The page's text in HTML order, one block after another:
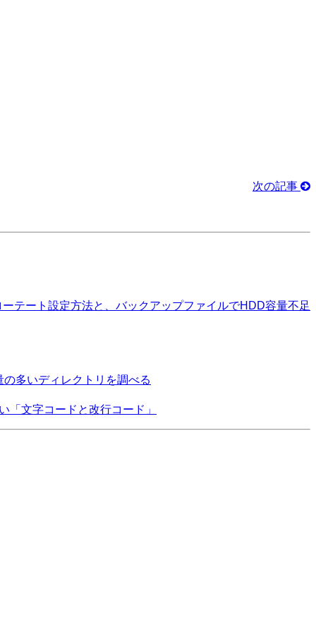
次の記事
テート設定方法と、バックアップファイルでHDD容量不足
多いディレクトリを調べる
「文字コードと改行コード」